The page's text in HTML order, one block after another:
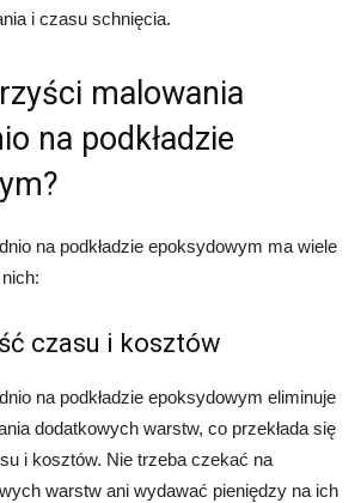
i czasu schnięcia.
malowania
na podkładzie
na podkładzie epoksydowym ma wiele
czasu i kosztów
na podkładzie epoksydowym eliminuje
dodatkowych warstw, co przekłada się
i kosztów. Nie trzeba czekać na
warstw ani wydawać pieniędzy na ich